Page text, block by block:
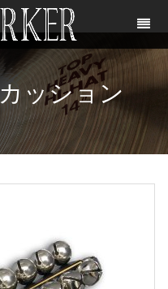
ッション